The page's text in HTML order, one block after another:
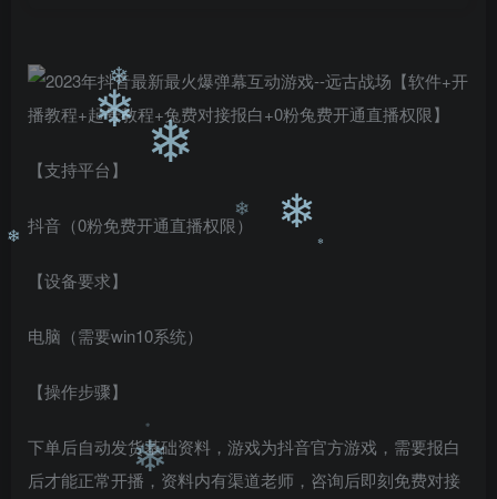
【支持平台】
抖音（0粉免费开通直播权限）
【设备要求】
电脑（需要win10系统）
【操作步骤】
下单后自动发货基础资料，游戏为抖音官方游戏，需要报白
后才能正常开播，资料内有渠道老师，咨询后即刻免费对接
❄
❄